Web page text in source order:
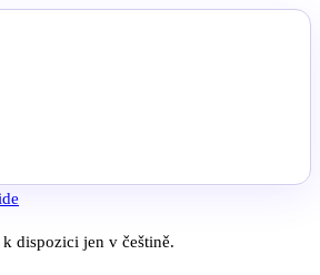
dispozici jen v češtině.